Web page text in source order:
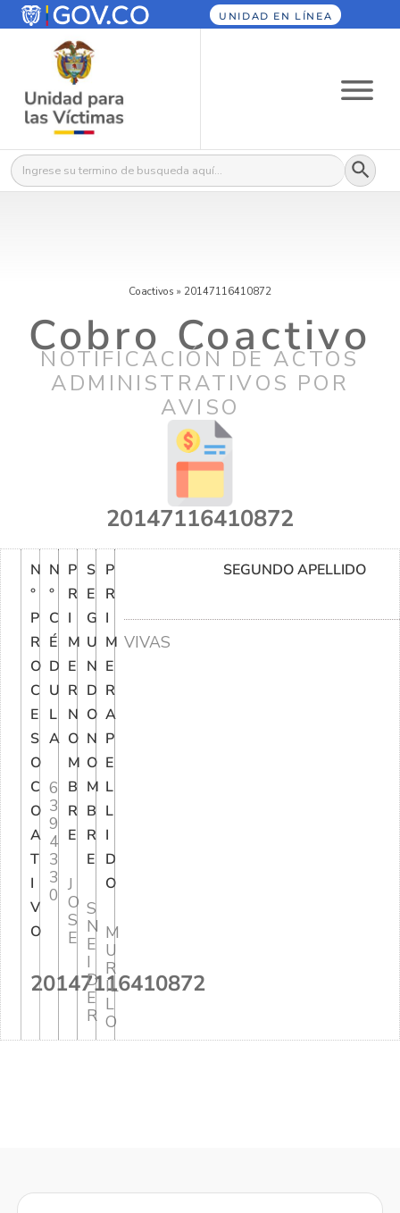
UNIDAD EN LÍNEA
Buscar: Botón
Coactivos » 20147116410872
Cobro Coactivo
NOTIFICACIÓN DE ACTOS
ADMINISTRATIVOS POR
AVISO
20147116410872
N
°
P
R
O
C
E
S
O
C
O
A
T
I
V
O
20147116410872
N
°
C
É
D
U
L
A
6
3
9
4
3
3
0
P
R
I
M
E
R
N
O
M
B
R
E
J
O
S
E
S
E
G
U
N
D
O
N
O
M
B
R
E
S
N
E
I
D
E
R
P
R
I
M
E
R
A
P
E
L
L
I
D
O
M
U
R
IL
L
O
SEGUNDO APELLIDO
VIVAS